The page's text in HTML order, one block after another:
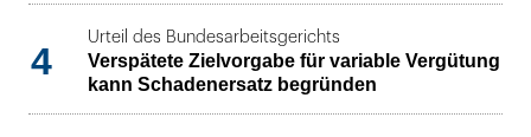
4
Urteil des Bundesarbeitsgerichts
Verspätete Zielvorgabe für variable Vergütung
kann Schadenersatz begründen